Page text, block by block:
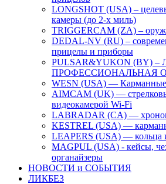
LONGSHOT (USA) –
камеры (до 2-х миль)
TRIGGERCAM (ZA) –
DEDAL-NV (RU) –
прицелы и приборы
PULSAR&YUKON (BY)
ПРОФЕССИОНАЛЬНАЯ
WESN (USA) — Карманные
AIMCAM (UK) —
видеокамерой Wi-Fi
LABRADAR (CA) —
KESTREL (USA) —
LEAPERS (USA) — кольца
MAGPUL (USA) - кейсы,
органайзеры
НОВОСТИ и СОБЫТИЯ
ЛИКБЕЗ